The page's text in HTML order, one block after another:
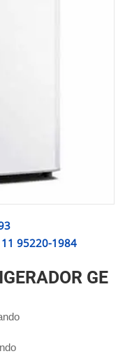
11 95220-1984
GE